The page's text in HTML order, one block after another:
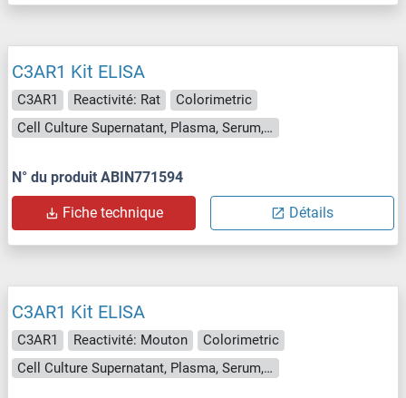
C3AR1 Kit ELISA
C3AR1 Reactivité: Rat
Colorimetric
Cell Culture Supernatant, Plasma, Serum, Tissue Homogenate
N° du produit ABIN771594
Fiche technique Détails
C3AR1 Kit ELISA
C3AR1 Reactivité: Mouton
Colorimetric
Cell Culture Supernatant, Plasma, Serum, Tissue Homogenate